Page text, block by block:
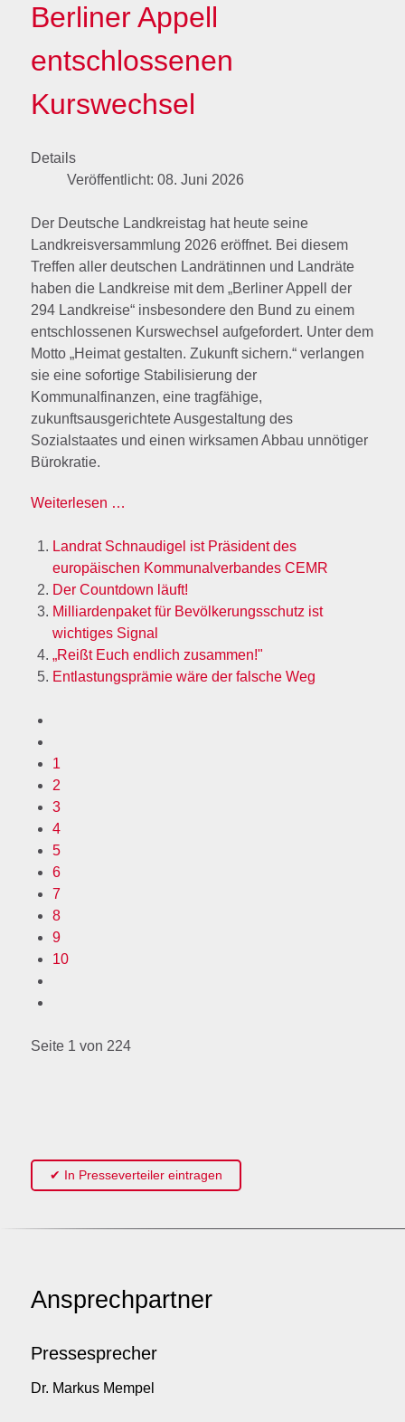
Berliner Appell
entschlossenen
Kurswechsel
Details
Veröffentlicht: 08. Juni 2026
Der Deutsche Landkreistag hat heute seine
Landkreisversammlung 2026 eröffnet. Bei diesem
Treffen aller deutschen Landrätinnen und Landräte
haben die Landkreise mit dem „Berliner Appell der
294 Landkreise“ insbesondere den Bund zu einem
entschlossenen Kurswechsel aufgefordert. Unter dem
Motto „Heimat gestalten. Zukunft sichern.“ verlangen
sie eine sofortige Stabilisierung der
Kommunalfinanzen, eine tragfähige,
zukunftsausgerichtete Ausgestaltung des
Sozialstaates und einen wirksamen Abbau unnötiger
Bürokratie.
Weiterlesen …
Landrat Schnaudigel ist Präsident des
europäischen Kommunalverbandes CEMR
Der Countdown läuft!
Milliardenpaket für Bevölkerungsschutz ist
wichtiges Signal
„Reißt Euch endlich zusammen!"
Entlastungsprämie wäre der falsche Weg
1
2
3
4
5
6
7
8
9
10
Seite 1 von 224
✔ In Presseverteiler eintragen
Ansprechpartner
Pressesprecher
Dr. Markus Mempel